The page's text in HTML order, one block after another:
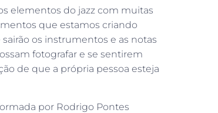
elementos do jazz com muitas
que estamos criando
os instrumentos e as notas
fotografar e se sentirem
de que a própria pessoa esteja
por Rodrigo Pontes